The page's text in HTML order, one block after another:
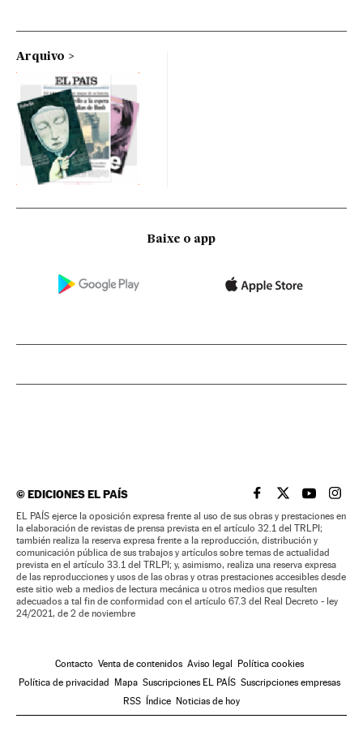
Arquivo
Baixe o app
©EDICIONES EL PAÍS EL PAÍS BRASIL EN
EL PAÍSEL PAÍS
EL
EL PAÍS ejerce la oposición expresa frente al uso de sus obras y prestaciones en
la elaboración de revistas de prensa prevista en el artículo 32.1 del TRLPI;
también realiza la reserva expresa frente a la reproducción, distribución y
comunicación pública de sus trabajos y artículos sobre temas de actualidad
prevista en el artículo 33.1 del TRLPI; y, asimismo, realiza una reserva expresa
de las reproducciones y usos de las obras y otras prestaciones accesibles desde
este sitio web a medios de lectura mecánica u otros medios que resulten
adecuados a tal fin de conformidad con el artículo 67.3 del Real Decreto - ley
24/2021, de 2 de noviembre
Contacto Venta de contenidos Aviso legal Política cookies
Política de privacidad Mapa Suscripciones EL PAÍS Suscripciones empresas
RSS Índice Noticias de hoy